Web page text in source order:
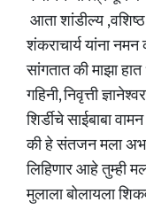
आता शांडील्य
शंकराचार्य यांना
सांगतात की माझा
गहिनी, निवृत्ती
शिर्डीचे साईबाबा
की हे संतजन मला अभय
लिहिणार आहे तुम्ही
मुलाला बोलायला